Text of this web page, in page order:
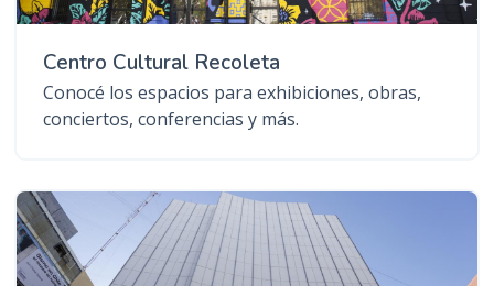
Centro Cultural Recoleta
Conocé los espacios para exhibiciones, obras,
conciertos, conferencias y más.